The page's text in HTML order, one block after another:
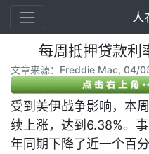
人
每周抵押贷款
文章来源：Freddie Mac, 04/
受到美伊战争影响，本
续上涨，达到6.38%。
年同期下降了近一个百